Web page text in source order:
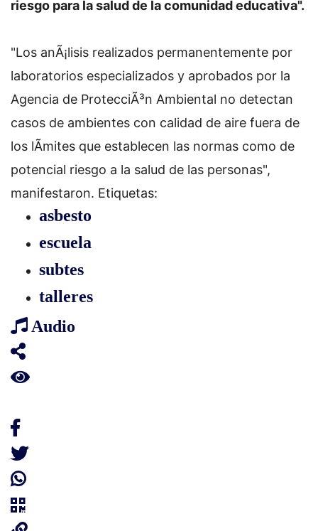
riesgo para la salud de la comunidad educativa".
"Los anÃ¡lisis realizados permanentemente por
laboratorios especializados y aprobados por la
Agencia de ProtecciÃ³n Ambiental no detectan
casos de ambientes con calidad de aire fuera de
los lÃ­mites que establecen las normas como de
potencial riesgo a la salud de las personas",
manifestaron. Etiquetas:
asbesto
escuela
subtes
talleres
Audio